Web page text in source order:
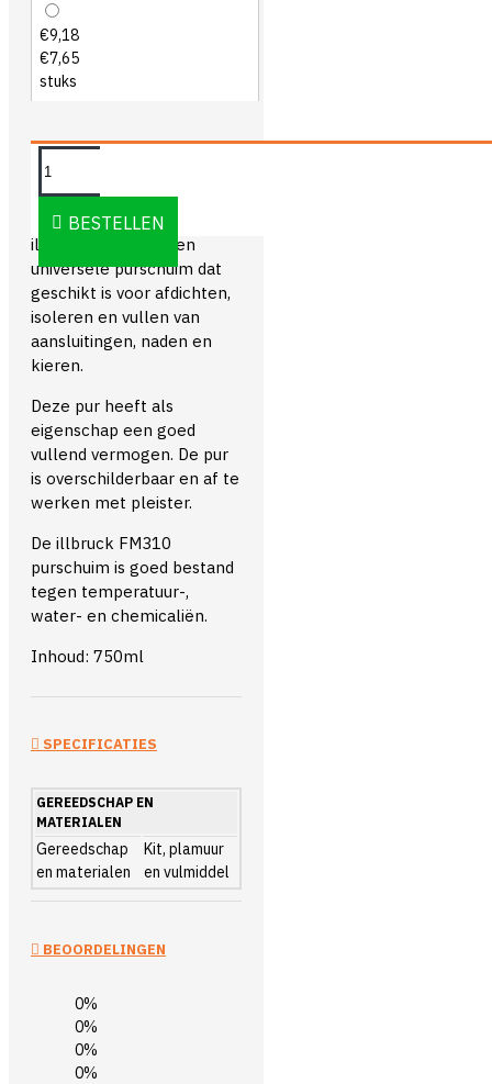
€9,18
€7,65
stuks
BESTELLEN
OMSCHRIJVING
illbruck FM310 is een
universele purschuim dat
geschikt is voor afdichten,
isoleren en vullen van
aansluitingen, naden en
kieren.
Deze pur heeft als
eigenschap een goed
vullend vermogen. De pur
is overschilderbaar en af te
werken met pleister.
De illbruck FM310
purschuim is goed bestand
tegen temperatuur-,
water- en chemicaliën.
Inhoud: 750ml
SPECIFICATIES
GEREEDSCHAP EN
MATERIALEN
Gereedschap
en materialen
Kit, plamuur
en vulmiddel
BEOORDELINGEN
0%
0%
0%
0%